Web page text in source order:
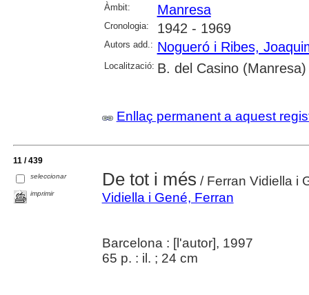
Àmbit: Manresa
Cronologia: 1942 - 1969
Autors add.: Nogueró i Ribes,
Localització: B. del Casino (Manresa)
Enllaç permanent a aquest
11 / 439
seleccionar
imprimir
De tot i més / Ferran Vidiella i
Vidiella i Gené, Ferran
Barcelona : [l'autor], 1997
65 p. : il. ; 24 cm